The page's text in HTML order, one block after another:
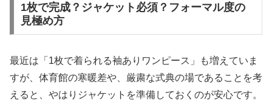
1枚で完成？ジャケット必須？フォーマル度の
見極め方
最近は「1枚で着られる袖ありワンピース」も増えていま
すが、体育館の寒暖差や、厳粛な式典の場であることを考
えると、やはりジャケットを準備しておくのが安心です。